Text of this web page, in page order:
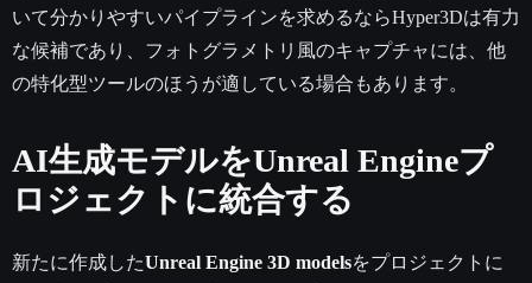
いて分かりやすいパイプラインを求めるならHyper3Dは有力
な候補であり、フォトグラメトリ風のキャプチャには、他
の特化型ツールのほうが適している場合もあります。
AI生成モデルをUnreal Engineプ
ロジェクトに統合する
新たに作成したUnreal Engine 3D modelsをプロジェクトに